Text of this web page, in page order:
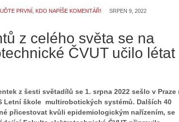
PRVNÍ, KDO NAPÍŠE KOMENTÁŘ! SRPEN 9, 2022
z celého světa se na
ČVUT učilo létat
z šesti světadílů se 1. srpna 2022 sešlo v Praze
Letní škole multirobotických systémů. Dalších 40
přicestovat kvůli epidemiologickým nařízením, se